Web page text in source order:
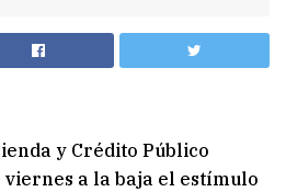
y Crédito Público
viernes a la baja el estímulo